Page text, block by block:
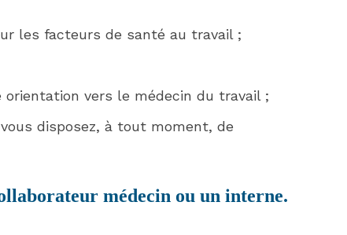
les facteurs de santé au travail ;
vers le médecin du travail ;
disposez, à tout moment, de
médecin ou un interne.